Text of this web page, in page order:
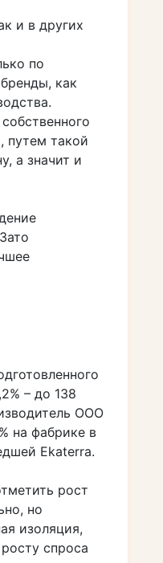
и в других
по
как
путем такой
а значит и
– до 138
ООО
на фабрике в
Ekaterra.
рост
но
изоляция,
спроса